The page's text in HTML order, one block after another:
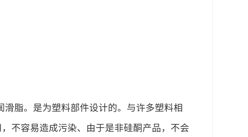
脂。是为塑料部件设计的。与许多塑料相
不容易造成污染、由于是非硅酮产品，不会